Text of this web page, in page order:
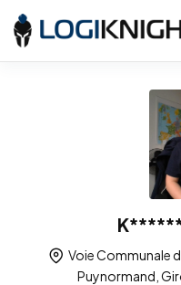
Voie Communale
Puynormand,